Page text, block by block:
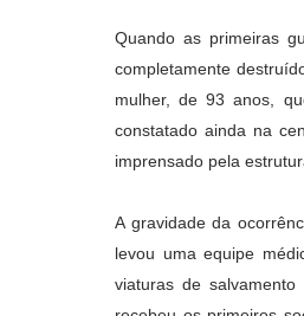
Quando as primeiras
completamente
mulher, de 93 anos,
constatado ainda na
imprensado pela
A gravidade da
levou uma equipe
viaturas de